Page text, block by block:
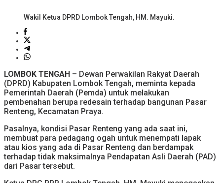
Wakil Ketua DPRD Lombok Tengah, HM. Mayuki.
LOMBOK TENGAH – Dewan Perwakilan Rakyat Daerah
(DPRD) Kabupaten Lombok Tengah, meminta kepada
Pemerintah Daerah (Pemda) untuk melakukan
pembenahan berupa redesain terhadap bangunan Pasar
Renteng, Kecamatan Praya.
Pasalnya, kondisi Pasar Renteng yang ada saat ini,
membuat para pedagang ogah untuk menempati lapak
atau kios yang ada di Pasar Renteng dan berdampak
terhadap tidak maksimalnya Pendapatan Asli Daerah (PAD)
dari Pasar tersebut.